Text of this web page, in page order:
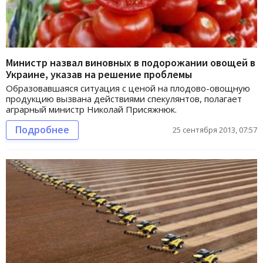
Министр назвал виновных в подорожании овощей в
Украине, указав на решение проблемы
Образовавшаяся ситуация с ценой на плодово-овощную
продукцию вызвана действиями спекулянтов, полагает
аграрный министр Николай Присяжнюк.
Подробнее 25 сентября 2013, 07:57